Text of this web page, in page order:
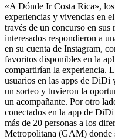
«A Dónde Ir Costa Rica»,
experiencias y vivencias en
través de un concurso en sus
interesados respondieron a
en su cuenta de Instagram,
favoritos disponibles en la
compartirían la experiencia.
usuarios en las apps de
un sorteo y tuvieron la
un acompañante. Por otro
conectados en la app de
más de 20 personas a los
Metropolitana (GAM) donde